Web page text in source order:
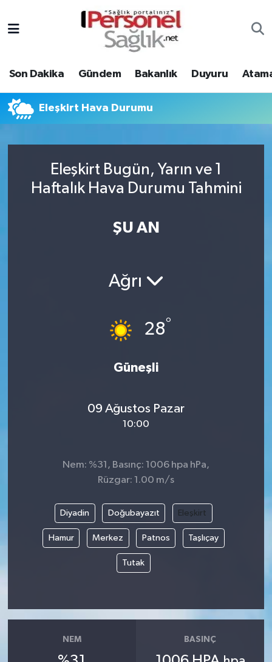
Son Dakika Gündem Bakanlık Duyuru
Eleşkirt Hava Durumu
Eleşkirt Bugün, Yarın ve 1
Haftalık Hava Durumu Tahmini
ŞU AN
Ağrı
28°
Güneşli
09 Ağustos Pazar
10:00
Nem: %31, Basınç: 1006 hpa hPa,
Rüzgar: 1.00 m/s
Diyadin Doğubayazıt Eleşkirt
Hamur Merkez Patnos Taşlıçay
Tutak
NEM BASINÇ
Gündem
Bakanlık
Atamalar
Nöbetçi Eczaneler
Hava Durumu
Trafik Durumu
Tüm Manşetler